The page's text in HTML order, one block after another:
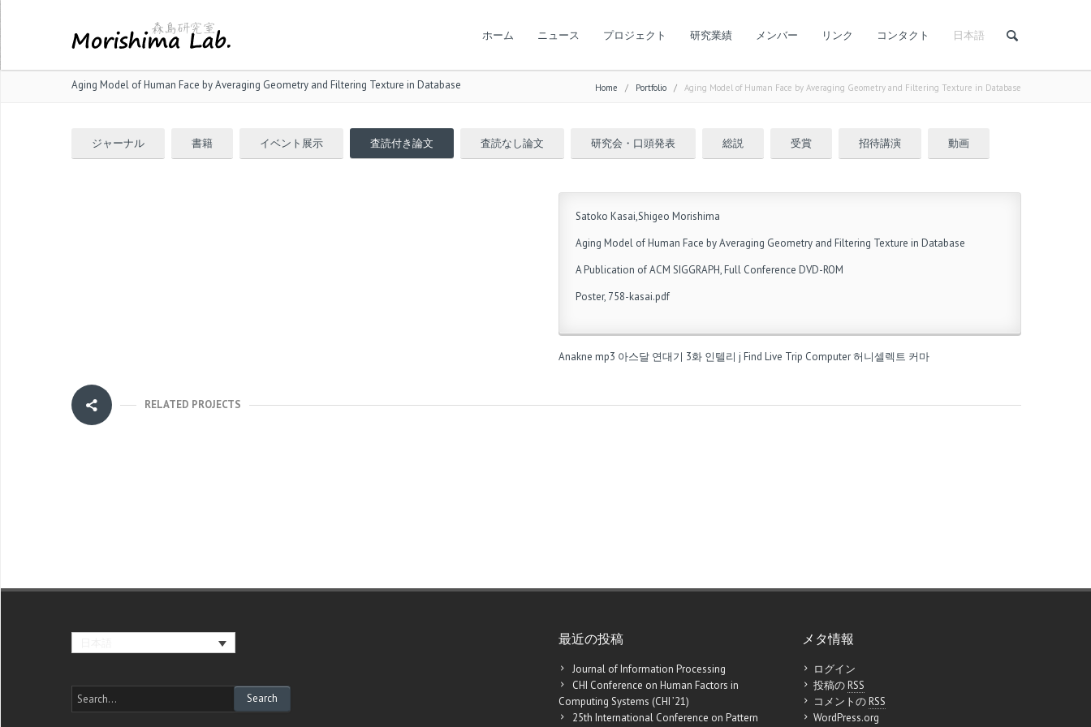
ホーム ニュース プロジェクト 研究業績 メンバー リンク コンタクト 日本語
Aging Model of Human Face by Averaging Geometry and Filtering Texture in Database Home / Portfolio / Aging Model of Human Face by Averaging Geometry and Filtering Texture in Database
ジャーナル 書籍 イベント展示 査読付き論文 査読なし論文 研究会・口頭発表 総説 受賞 招待講演 動画
Satoko Kasai,Shigeo Morishima
Aging Model of Human Face by Averaging Geometry and Filtering Texture in Database
A Publication of ACM SIGGRAPH, Full Conference DVD-ROM
Poster, 758-kasai.pdf
Anakne mp3 아스달 연대기 3화 인텔리 j Find Live Trip Computer허니셀렉트 커마
RELATED PROJECTS
最近の投稿
Journal of Information Processing
CHI Conference on Human Factors in
Computing Systems (CHI ’21)
25th International Conference on Pattern
メタ情報
ログイン
投稿のRSS
コメントのRSS
WordPress.org